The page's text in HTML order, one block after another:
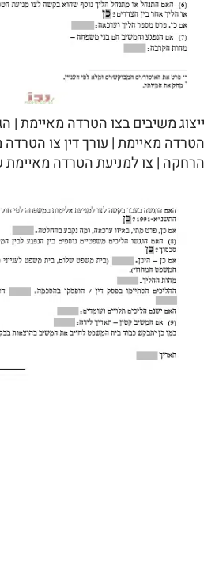
ייצוג משיבים בצו הטרדה מאיימת |
הטרדה מאיימת | עורך דין צו הטרדה
הרחקה | צו למניעת הטרדה מאיימת